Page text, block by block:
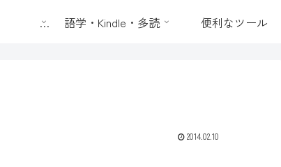
📖 著書 語学・Kindle・多読 便利なツール
2014.02.10